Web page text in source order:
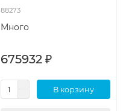
88273
Много
675932 ₽
В корзину